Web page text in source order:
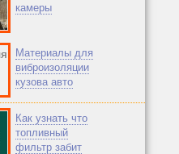
камеры
Материалы для
виброизоляции
кузова авто
Как узнать что
топливный
фильтр забит